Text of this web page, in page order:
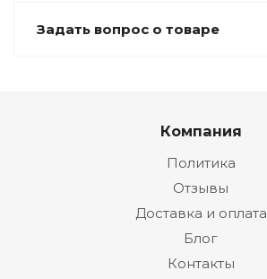
Задать вопрос о товаре
Компания
Политика
Отзывы
Доставка и оплата
Блог
Контакты